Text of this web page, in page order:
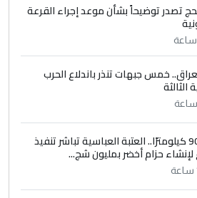
تصدر توضيحاً بشأن موعد إجراء القرعة
خمس جبهات تنذر باندلاع الحرب
الثالثة
بطول 90 كيلومترًا.. العتبة العباسية تباشر تنفيذ
حزام أخضر بمليون شج...